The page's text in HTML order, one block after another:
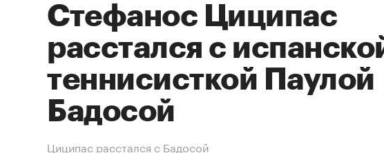
Стефанос Циципас
расстался с
теннисисткой Паулой
Бадосой
Циципас расстался с Бадосой